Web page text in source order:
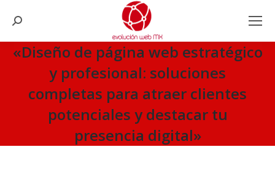
Search:
«Diseño de página web estratégico
y profesional: soluciones
completas para atraer clientes
potenciales y destacar tu
presencia digital»